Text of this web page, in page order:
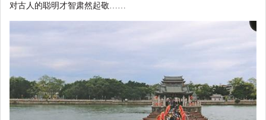
对古人的聪明才智肃然起敬